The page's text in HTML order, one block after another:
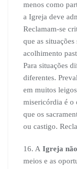
menos como
a Igreja deve
Reclamam-se
que as
acolhimento
Para situações
diferentes.
em muitos
misericórdia é o
que os
ou castigo.
16. A Igreja
meios e as